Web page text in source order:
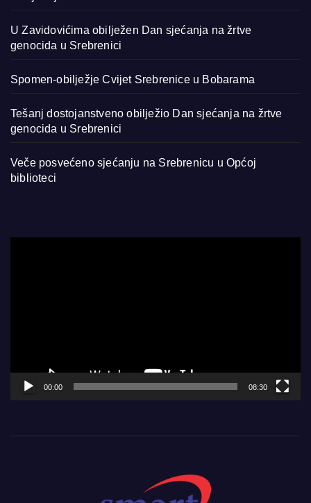
U Zavidovićima obilježen Dan sjećanja na žrtve
genocida u Srebrenici
Spomen-obilježje Cvijet Srebrenice u Bobarama
Tešanj dostojanstveno obilježio Dan sjećanja na žrtve
genocida u Srebrenici
Veče posvećeno sjećanju na Srebrenicu u Općoj
biblioteci
00:00 08:30